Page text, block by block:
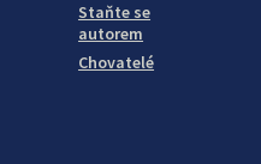
Staňte se
autorem
Chovatelé